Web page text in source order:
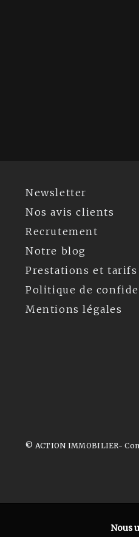
Newsletter
Nos avis clients
Recrutement
Notre blog
Prestations et tarifs
Politique de
Mentions légales
© ACTION IMMOBILIER-
Nous